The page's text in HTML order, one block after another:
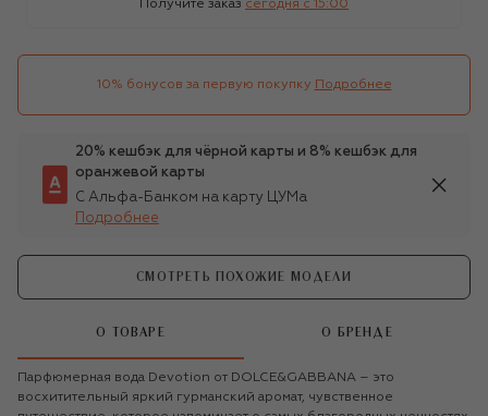
Получите заказ сегодня c 15:00
10% бонусов за первую покупку Подробнее
20% кешбэк для чёрной карты и 8% кешбэк для
оранжевой карты
С Альфа-Банком на карту ЦУМа
Подробнее
СМОТРЕТЬ ПОХОЖИЕ МОДЕЛИ
О ТОВАРЕ О БРЕНДЕ
Парфюмерная вода Devotion от DOLCE&GABBANА – это
восхитительный яркий гурманский аромат, чувственное